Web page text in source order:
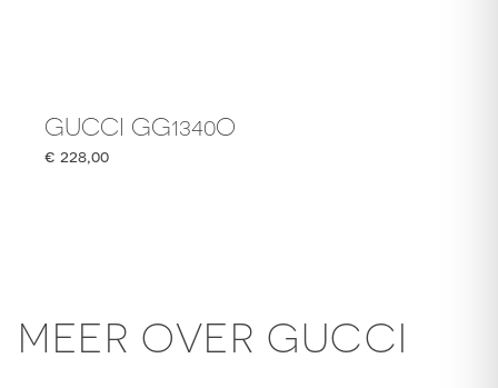
GUCCI GG1340O
€ 228,00
MEER OVER GUCCI